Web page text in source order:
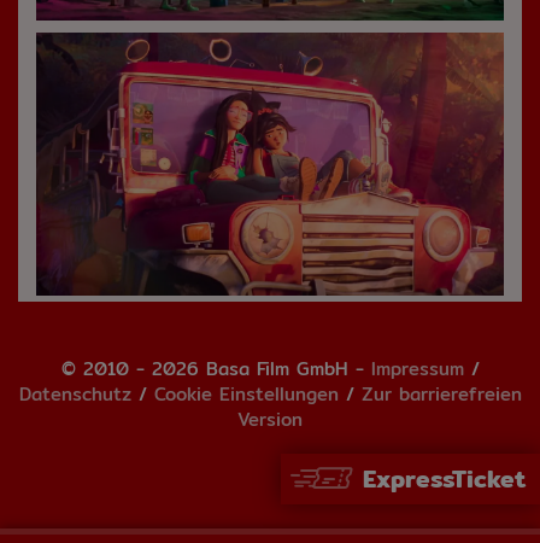
ExpressTicket
© 2010 - 2026 Basa Film GmbH - Impressum/
Datenschutz/ Cookie Einstellungen / Zur barrierefreien
Version